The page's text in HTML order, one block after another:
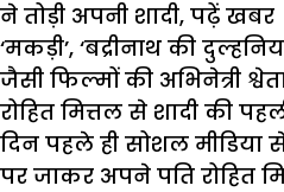
ने तोड़ी अपनी शादी, पढ़ें खबर
‘मकड़ी’, ‘बद्रीनाथ की
जैसी फिल्मों की अभिनेत्री
रोहित मित्तल से शादी की
दिन पहले ही सोशल मीडिया
पर जाकर अपने पति रोहित